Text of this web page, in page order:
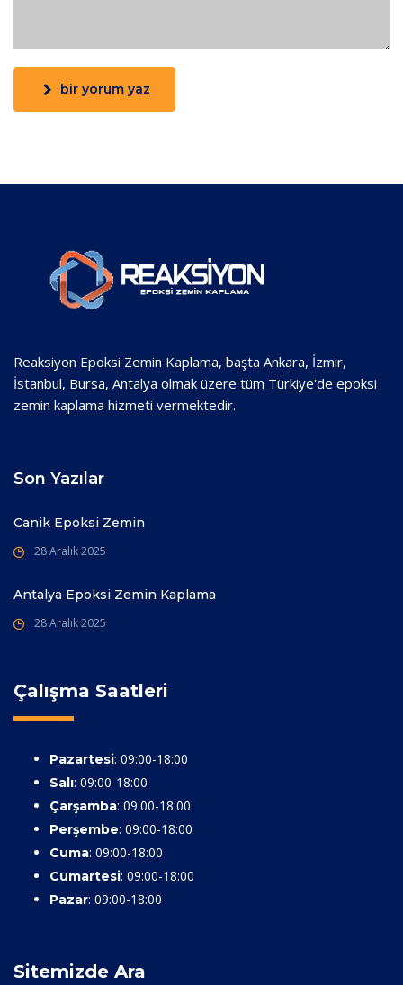
bir yorum yaz
Reaksiyon Epoksi Zemin Kaplama, başta Ankara, İzmir,
İstanbul, Bursa, Antalya olmak üzere tüm Türkiye'de epoksi
zemin kaplama hizmeti vermektedir.
Son Yazılar
Canik Epoksi Zemin
28 Aralık 2025
Antalya Epoksi Zemin Kaplama
28 Aralık 2025
Çalışma Saatleri
Pazartesi: 09:00-18:00
Salı: 09:00-18:00
Çarşamba: 09:00-18:00
Perşembe: 09:00-18:00
Cuma: 09:00-18:00
Cumartesi: 09:00-18:00
Pazar: 09:00-18:00
Sitemizde Ara